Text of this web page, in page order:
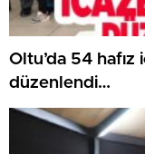
Oltu’da 54 hafız
düzenlendi…